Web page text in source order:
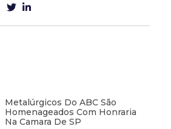
Metalúrgicos Do ABC São
Homenageados Com Honraria
Na Camara De SP